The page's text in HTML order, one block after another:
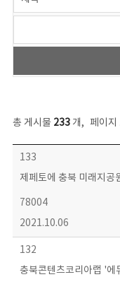
총 게시물 233개, 페이지
보도자료 목록 - 번호, 제목, 작성자, 파일, 조회수, 작성일 정보 제공
133
제페토에 충북 미래지공
78004
2021.10.06
132
충북콘텐츠코리아랩 '에